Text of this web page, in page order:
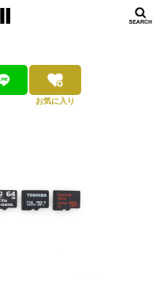
お気に入り